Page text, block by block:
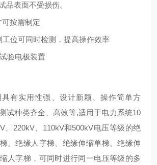
品表面不受损伤。
可按需制定
工位可同时检测，提高操作效率
验电极装置
有实用性强、设计新颖、操作简单方
试种类齐全、高效等,适用于电力系统10
、 220kV、 110kV和500kV电压等级的绝
、绝缘人字梯、绝缘伸缩单梯、绝缘伸
人字梯，可同时进行同一电压等级的多